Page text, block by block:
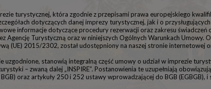
turystycznej, która zgodnie z przepisami prawa europejskiego
dotyczących danej imprezy turystycznej, jak i o
informacje dotyczące procedury rezerwacji oraz zakresu
Agencję Turystyczną oraz w niniejszych Ogólnych Warunkach
(UE) 2015/2302, został udostępniony na naszej stronie internetowej
uzgodnione, stanowią integralną część umowy o udział w imprezie
– zwaną dalej „INSPIRE”. Postanowienia te uzupełniają
oraz artykuły 250 i 252 ustawy wprowadzającej do BGB (EGBGB), i